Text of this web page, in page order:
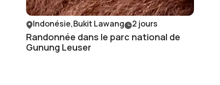
Indonésie,Bukit Lawang 2 jours
Randonnée dans le parc national de
Gunung Leuser